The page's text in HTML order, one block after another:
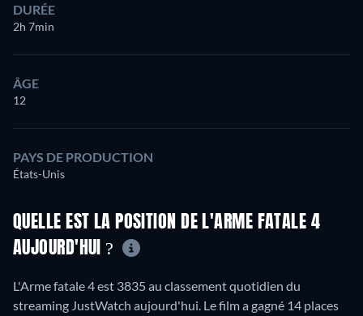
DURÉE
2h 7min
ÂGE
12
PAYS DE PRODUCTION
États-Unis
QUELLE EST LA POSITION DE L'ARME FATALE 4
AUJOURD'HUI ?
L'Arme fatale 4 est 3835 au classement quotidien du
streaming JustWatch aujourd'hui. Le film a gagné 14 places